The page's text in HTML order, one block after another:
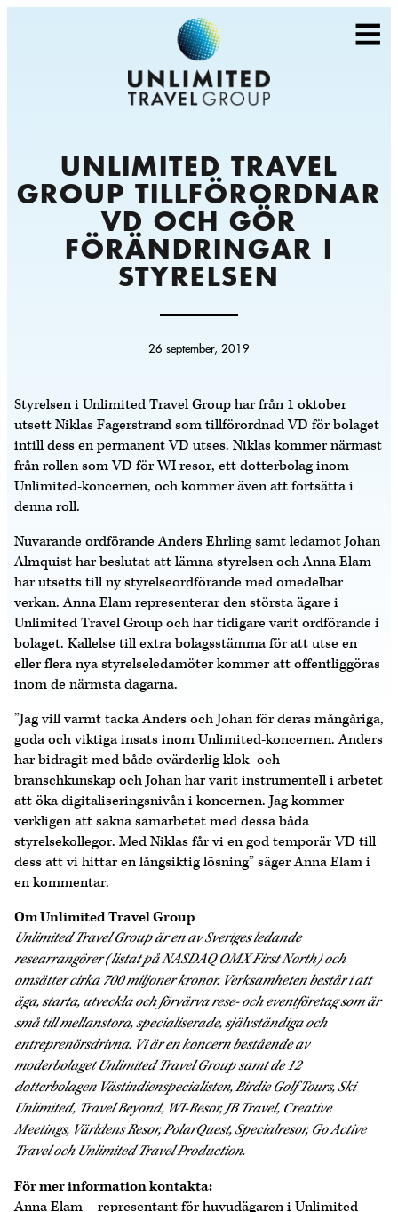
UNLIMITED TRAVEL
GROUP TILLFÖRORDNAR
VD OCH GÖR
FÖRÄNDRINGAR I
STYRELSEN
26 september, 2019
Styrelsen i Unlimited Travel Group har från 1 oktober
utsett Niklas Fagerstrand som tillförordnad VD för bolaget
intill dess en permanent VD utses. Niklas kommer närmast
från rollen som VD för WI resor, ett dotterbolag inom
Unlimited-koncernen, och kommer även att fortsätta i
denna roll.
Nuvarande ordförande Anders Ehrling samt ledamot Johan
Almquist har beslutat att lämna styrelsen och Anna Elam
har utsetts till ny styrelseordförande med omedelbar
verkan. Anna Elam representerar den största ägare i
Unlimited Travel Group och har tidigare varit ordförande i
bolaget. Kallelse till extra bolagsstämma för att utse en
eller flera nya styrelseledamöter kommer att offentliggöras
inom de närmsta dagarna.
”Jag vill varmt tacka Anders och Johan för deras mångåriga,
goda och viktiga insats inom Unlimited-koncernen. Anders
har bidragit med både ovärderlig klok- och
branschkunskap och Johan har varit instrumentell i arbetet
att öka digitaliseringsnivån i koncernen. Jag kommer
verkligen att sakna samarbetet med dessa båda
styrelsekollegor. Med Niklas får vi en god temporär VD till
dess att vi hittar en långsiktig lösning” säger Anna Elam i
en kommentar.
Om Unlimited Travel Group
Unlimited Travel Group är en av Sveriges ledande
researrangörer (listat på NASDAQ OMX First North) och
omsätter cirka 700 miljoner kronor. Verksamheten består i att
äga, starta, utveckla och förvärva rese- och eventföretag som är
små till mellanstora, specialiserade, självständiga och
entreprenörsdrivna. Vi är en koncern bestående av
moderbolaget Unlimited Travel Group samt de 12
dotterbolagen Västindienspecialisten, Birdie Golf Tours, Ski
Unlimited, Travel Beyond, WI-Resor, JB Travel, Creative
Meetings, Världens Resor, PolarQuest, Specialresor, Go Active
Travel och Unlimited Travel Production.
För mer information kontakta:
Anna Elam – representant för huvudägaren i Unlimited